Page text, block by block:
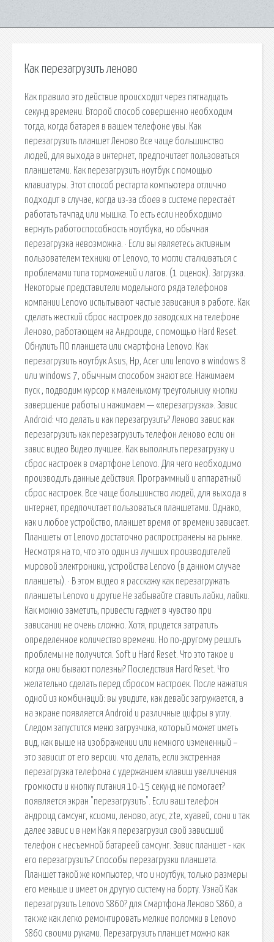
Как перезагрузить леново
Как правило это действие происходит через пятнадцать
секунд времени. Второй способ совершенно необходим
тогда, когда батарея в вашем телефоне увы. Как
перезагрузить планшет Леново Все чаще большинство
людей, для выхода в интернет, предпочитает пользоваться
планшетами. Как перезагрузить ноутбук с помощью
клавиатуры. Этот способ рестарта компьютера отлично
подходит в случае, когда из-за сбоев в системе перестаёт
работать тачпад или мышка. То есть если необходимо
вернуть работоспособность ноутбука, но обычная
перезагрузка невозможна. · Если вы являетесь активным
пользователем техники от Lenovo, то могли сталкиваться с
проблемами типа торможений и лагов. (1 оценок). Загрузка.
Некоторые представители модельного ряда телефонов
компании Lenovo испытывают частые зависания в работе. Как
сделать жесткий сброс настроек до заводских на телефоне
Леново, работающем на Андроиде, с помощью Hard Reset.
Обнулить ПО планшета или смартфона Lenovo. Как
перезагрузить ноутбук Asus, Hp, Acer или lenovo в windows 8
или windows 7, обычным способом знают все. Нажимаем
пуск , подводим курсор к маленькому треугольнику кнопки
завершение работы и нажимаем — «перезагрузка». Завис
Android: что делать и как перезагрузить? Леново завис как
перезагрузить как перезагрузить телефон леново если он
завис видео Видео лучшее. Как выполнить перезагрузку и
сброс настроек в смартфоне Lenovo. Для чего необходимо
производить данные действия. Программный и аппаратный
сброс настроек. Все чаще большинство людей, для выхода в
интернет, предпочитает пользоваться планшетами. Однако,
как и любое устройство, планшет время от времени зависает.
Планшеты от Lenovo достаточно распространены на рынке.
Несмотря на то, что это один из лучших производителей
мировой электроники, устройства Lenovo (в данном случае
планшеты). · В этом видео я расскажу как перезагружать
планшеты Lenovo и другие.Не забывайте ставить лайки, лайки.
Как можно заметить, привести гаджет в чувство при
зависании не очень сложно. Хотя, придется затратить
определенное количество времени. Но по-другому решить
проблемы не получится. Soft и Hard Reset. Что это такое и
когда они бывают полезны? Последствия Hard Reset. Что
желательно сделать перед сбросом настроек. После нажатия
одной из комбинаций: вы увидите, как девайс загружается, а
на экране появляется Android и различные цифры в углу.
Следом запустится меню загрузчика, который может иметь
вид, как выше на изображении или немного измененный –
это зависит от его версии. что делать, если экстренная
перезагрузка телефона с удержанием клавиш увеличения
громкости и кнопку питания 10-15 секунд не помогает?
появляется экран "перезагрузить". Если ваш телефон
андроид самсунг, ксиоми, леново, асус, zte, хуавей, сони и так
далее завис и в нем Как я перезагрузил свой зависший
телефон с несъемной батареей самсунг. Завис планшет - как
его перезагрузить? Способы перезагрузки планшета.
Планшет такой же компьютер, что и ноутбук, только размеры
его меньше и имеет он другую систему на борту. Узнай Как
перезагрузить Lenovo S860? для Смартфона Леново S860, а
так же как легко ремонтировать мелкие поломки в Lenovo
S860 своими руками. Перезагрузить планшет можно как